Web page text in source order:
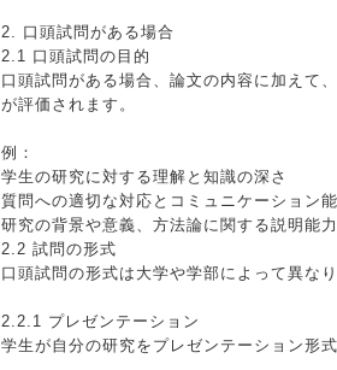
2. 口頭試問がある場合
2.1 口頭試問の目的
口頭試問がある場合、論文の内容に加えて
が評価されます。
例：
学生の研究に対する理解と知識の深さ
質問への適切な対応とコミュニケーション
研究の背景や意義、方法論に関する説明能力
2.2 試問の形式
口頭試問の形式は大学や学部によって異な
2.2.1 プレゼンテーション
学生が自分の研究をプレゼンテーション形